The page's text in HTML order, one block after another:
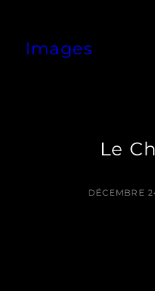
contenu
Images
Le
DÉCEMBRE